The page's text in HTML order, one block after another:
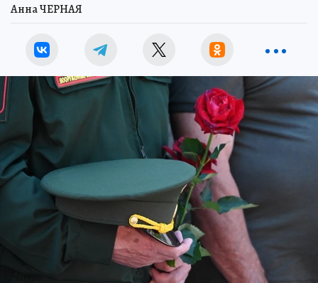
Анна ЧЕРНАЯ